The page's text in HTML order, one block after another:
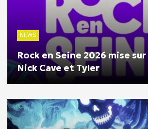
NEWS
Rock en Seine 2026 mise
Nick Cave et Tyler